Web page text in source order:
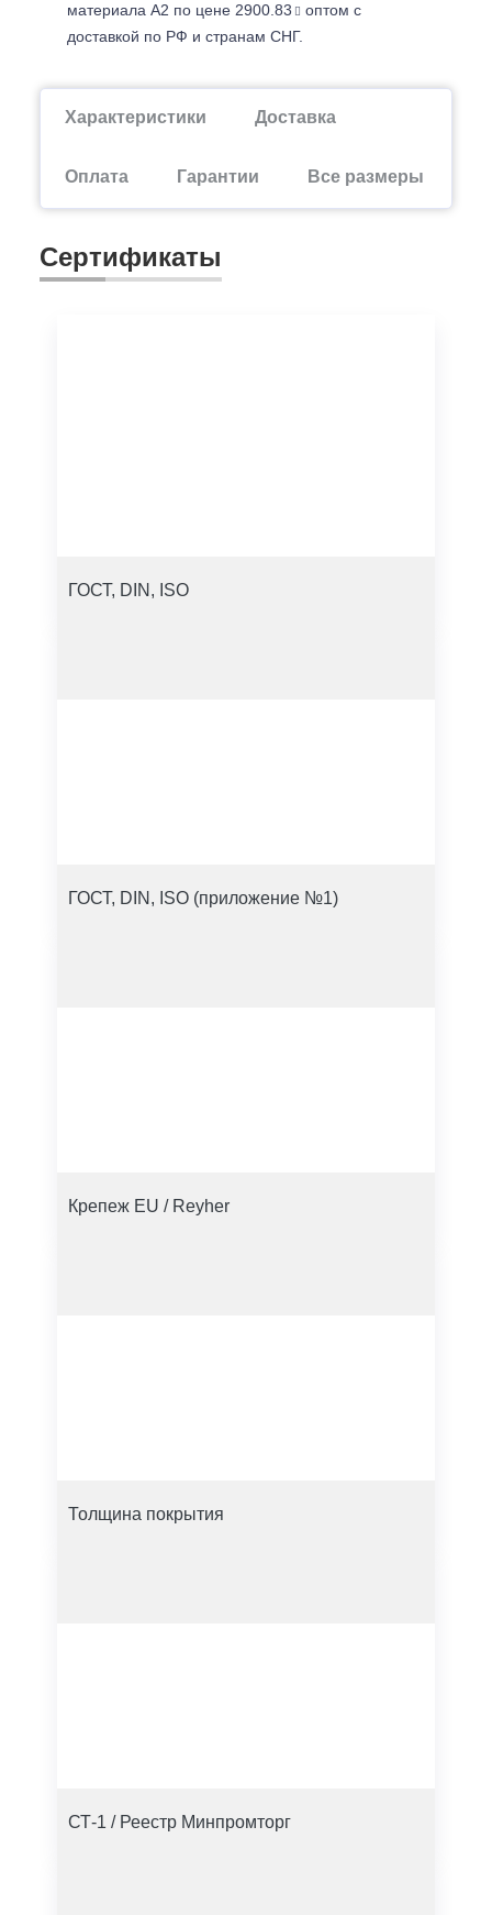
материала А2 по цене 2900.83
оптом с
доставкой по РФ и странам СНГ.
Характеристики Доставка
Оплата Гарантии Все размеры
Сертификаты
ГОСТ, DIN, ISO
ГОСТ, DIN, ISO (приложение №1)
Крепеж EU / Reyher
Толщина покрытия
СТ-1 / Реестр Минпромторг